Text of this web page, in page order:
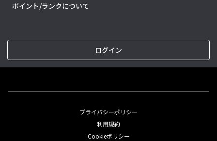
ポイント/ランクについて
ログイン
プライバシーポリシー
利用規約
Cookieポリシー